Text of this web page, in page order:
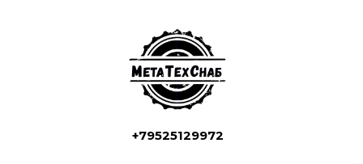
+79525129972